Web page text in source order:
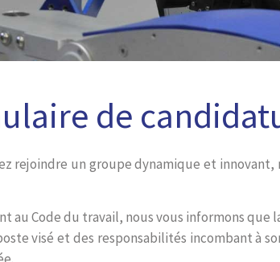
de
rejoindre un groupe dynamique et
au Code du travail, nous vous informons
visé et des responsabilités incombant à